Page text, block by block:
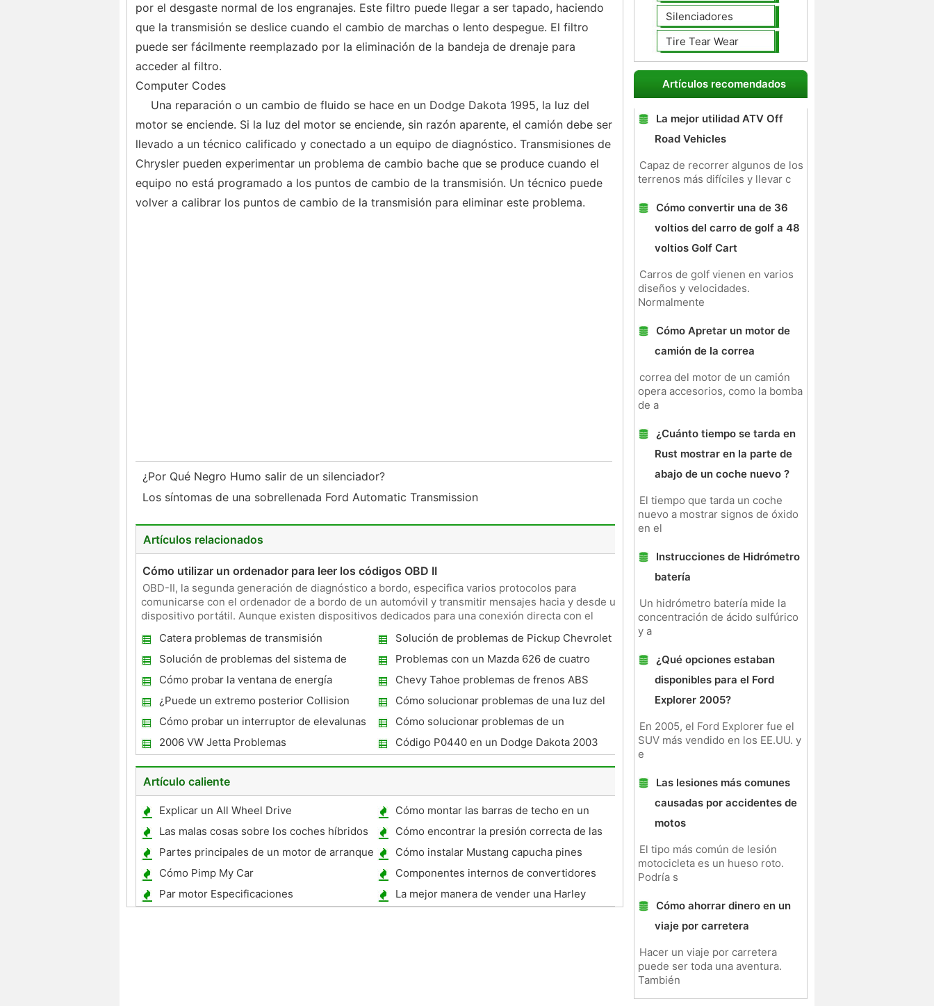
por el desgaste normal de los engranajes. Este filtro puede llegar a ser tapado, haciendo
que la transmisión se deslice cuando el cambio de marchas o lento despegue. El filtro
puede ser fácilmente reemplazado por la eliminación de la bandeja de drenaje para
acceder al filtro.
Computer Codes
Una reparación o un cambio de fluido se hace en un Dodge Dakota 1995, la luz del
motor se enciende. Si la luz del motor se enciende, sin razón aparente, el camión debe ser
llevado a un técnico calificado y conectado a un equipo de diagnóstico. Transmisiones de
Chrysler pueden experimentar un problema de cambio bache que se produce cuando el
equipo no está programado a los puntos de cambio de la transmisión. Un técnico puede
volver a calibrar los puntos de cambio de la transmisión para eliminar este problema.
¿Por Qué Negro Humo salir de un silenciador?
Los síntomas de una sobrellenada Ford Automatic Transmission
Artículos relacionados
Cómo utilizar un ordenador para leer los códigos OBD II
OBD-II, la segunda generación de diagnóstico a bordo, especifica varios protocolos para
comunicarse con el ordenador de a bordo de un automóvil y transmitir mensajes hacia y desde un
dispositivo portátil. Aunque existen dispositivos dedicados para una conexión directa con el
Catera problemas de transmisión
Solución de problemas de Pickup Chevrolet
Motor 1993
Solución de problemas del sistema de
arranque en un Jeep 1995
Problemas con un Mazda 626 de cuatro
cilindros 1996
Cómo probar la ventana de energía
interruptor de la puerta de un 2005 Ford F-
150
Chevy Tahoe problemas de frenos ABS
¿Puede un extremo posterior Collision
Damage una transmisión ?
Cómo solucionar problemas de una luz del
motor del cheque en un 2000 Toyota Sienna
Cómo probar un interruptor de elevalunas
para un Buick
Cómo solucionar problemas de un
carburador 2
2006 VW Jetta Problemas Código P0440 en un Dodge Dakota 2003
Artículo caliente
Explicar un All Wheel Drive
Cómo montar las barras de techo en un
Mazda 5
Las malas cosas sobre los coches híbridos
Cómo encontrar la presión correcta de las
llantas Neumáticos
Partes principales de un motor de arranque
Cómo instalar Mustang capucha pines
Cómo Pimp My Car
Componentes internos de convertidores
catalíticos
Par motor Especificaciones
La mejor manera de vender una Harley
Davidson
Silenciadores
Tire Tear Wear
Artículos recomendados
La mejor utilidad ATV Off
Road Vehicles
Capaz de recorrer algunos de los
terrenos más difíciles y llevar c
Cómo convertir una de 36
voltios del carro de golf a 48
voltios Golf Cart
Carros de golf vienen en varios
diseños y velocidades.
Normalmente
Cómo Apretar un motor de
camión de la correa
correa del motor de un camión
opera accesorios, como la bomba
de a
¿Cuánto tiempo se tarda en
Rust mostrar en la parte de
abajo de un coche nuevo ?
El tiempo que tarda un coche
nuevo a mostrar signos de óxido
en el
Instrucciones de Hidrómetro
batería
Un hidrómetro batería mide la
concentración de ácido sulfúrico
y a
¿Qué opciones estaban
disponibles para el Ford
Explorer 2005?
En 2005, el Ford Explorer fue el
SUV más vendido en los EE.UU. y
e
Las lesiones más comunes
causadas por accidentes de
motos
El tipo más común de lesión
motocicleta es un hueso roto.
Podría s
Cómo ahorrar dinero en un
viaje por carretera
Hacer un viaje por carretera
puede ser toda una aventura.
También